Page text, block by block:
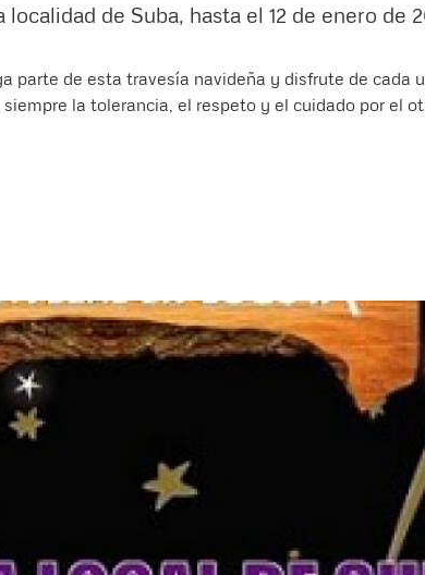
de Suba, hasta el 12 de enero de
parte de esta travesía navideña y disfrute de cada
la tolerancia, el respeto y el cuidado por el